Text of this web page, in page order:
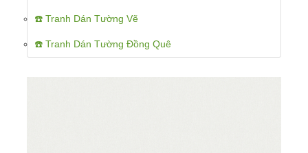
☎️ Tranh Dán Tường Vẽ
☎️ Tranh Dán Tường Đồng Quê